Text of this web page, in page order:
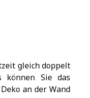
gleich doppelt
können Sie das
an der Wand